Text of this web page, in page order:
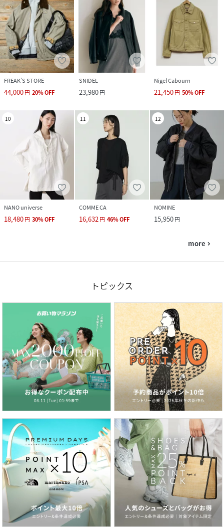
FREAK’S STORE
44,000円 20%OFF
SNIDEL
23,980円
Nigel Cabourn
21,450円 50%OFF
10
NANO universe
18,480円 30%OFF
11
COMME CA
16,632円 46%OFF
12
NOMINE
15,950円
more navigate_next
トピックス